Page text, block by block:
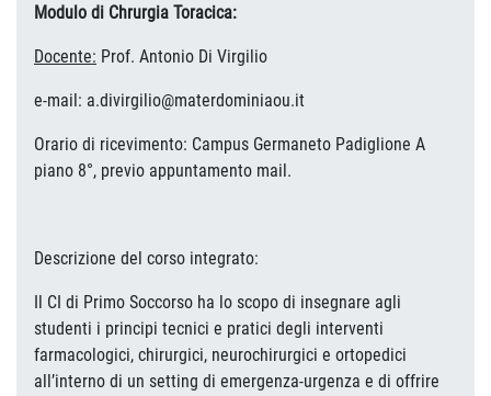
Modulo di Chrurgia Toracica:
Docente: Prof. Antonio Di Virgilio
e-mail: a.divirgilio@materdominiaou.it
Orario di ricevimento: Campus Germaneto Padiglione A
piano 8°, previo appuntamento mail.
Descrizione del corso integrato:
Il CI di Primo Soccorso ha lo scopo di insegnare agli
studenti i principi tecnici e pratici degli interventi
farmacologici, chirurgici, neurochirurgici e ortopedici
all’interno di un setting di emergenza-urgenza e di offrire